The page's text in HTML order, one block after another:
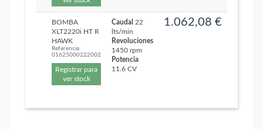
BOMBA
XLT2220i HT R
HAWK
Referencia:
01625000222002
Registrar para
ver stock
Caudal 22
lts/min
Revoluciones
1450 rpm
Potencia
11.6 CV
1.062,08 €